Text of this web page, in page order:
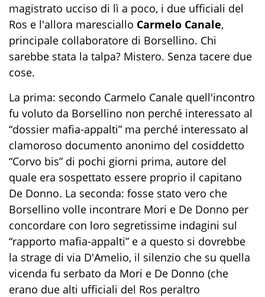
magistrato ucciso di lì a poco, i due ufficiali del
Ros e l'allora maresciallo Carmelo Canale,
principale collaboratore di Borsellino. Chi
sarebbe stata la talpa? Mistero. Senza tacere due
cose.
La prima: secondo Carmelo Canale quell'incontro
fu voluto da Borsellino non perché interessato al
“dossier mafia-appalti” ma perché interessato al
clamoroso documento anonimo del cosiddetto
“Corvo bis” di pochi giorni prima, autore del
quale era sospettato essere proprio il capitano
De Donno. La seconda: fosse stato vero che
Borsellino volle incontrare Mori e De Donno per
concordare con loro segretissime indagini sul
“rapporto mafia-appalti” e a questo si dovrebbe
la strage di via D'Amelio, il silenzio che su quella
vicenda fu serbato da Mori e De Donno (che
erano due alti ufficiali del Ros peraltro